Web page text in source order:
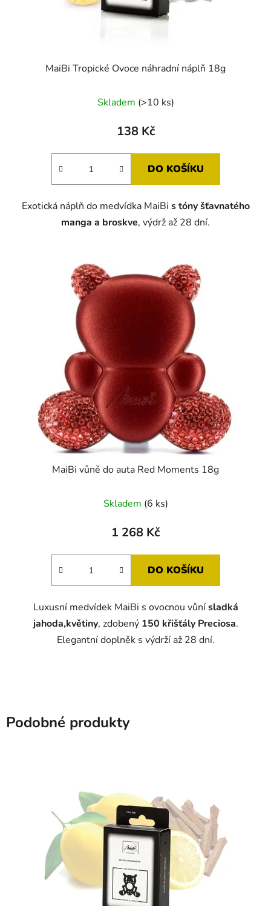
MaiBi Tropické Ovoce náhradní náplň 18g
Skladem (>10 ks)
138 Kč
DO KOŠÍKU
Exotická náplň do medvídka MaiBi s tóny šťavnatého
manga a broskve, výdrž až 28 dní.
MaiBi vůně do auta Red Moments 18g
hodnocení
produktu
5,0
hvězdiček.
Skladem (6 ks)
1 268 Kč
DO KOŠÍKU
Luxusní medvídek MaiBi s ovocnou vůnísladká
jahoda,květiny, zdobený 150 křišťály Preciosa.
Elegantní doplněk s výdrží až 28 dní.
Podobné produkty